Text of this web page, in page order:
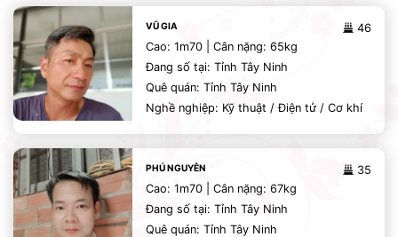
46
VŨ GIA
Cao: 1m70 | Cân nặng: 65kg
Đang số tại: Tỉnh Tây Ninh
Quê quán: Tỉnh Tây Ninh
Nghề nghiệp: Kỹ thuật / Điện tử / Cơ khí
35
PHÚ NGUYỄN
Cao: 1m70 | Cân nặng: 67kg
Đang số tại: Tỉnh Tây Ninh
Quê quán: Tỉnh Tây Ninh